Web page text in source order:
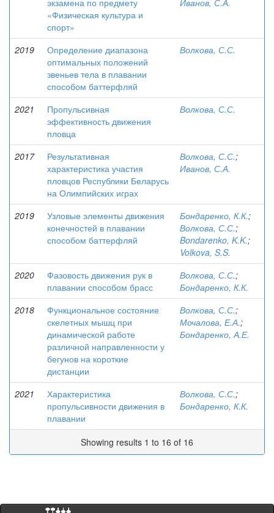
экзамена по предмету
«Физическая культура и
спорт»
Иванов, С.А.
2019
Определение диапазона
оптимальных положений
звеньев тела в плавании
способом баттерфляй
Волкова, С.С.
2021
Пропульсивная
эффективность движения
пловца
Волкова, С.С.
2017
Результативная
характеристика участия
пловцов Республики Беларусь
на Олимпийских играх
Волкова, С.С.;
Иванов, С.А.
2019
Узловые элементы движения
конечностей в плавании
способом баттерфляй
Бондаренко, К.К.;
Волкова, С.С.;
Bondarenko, K.K.;
Volkova, S.S.
2020
Фазовость движения рук в
плавании способом брасс
Волкова, С.С.;
Бондаренко, К.К.
2018
Функциональное состояние
скелетных мышц при
динамической работе
различной направленности у
бегунов на короткие
дистанции
Волкова, С.С.;
Мочалова, Е.А.;
Бондаренко, А.Е.
2021
Характеристика
пропульсивности движения в
плавании
Волкова, С.С.;
Бондаренко, К.К.
Showing results 1 to 16 of 16